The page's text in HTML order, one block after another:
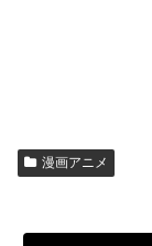
漫画アニメ